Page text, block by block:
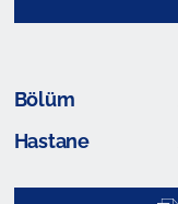
Bölüm
Hastane